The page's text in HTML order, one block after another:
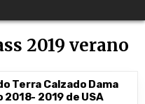
2019 verano
Terra Calzado Dama
2019 de USA